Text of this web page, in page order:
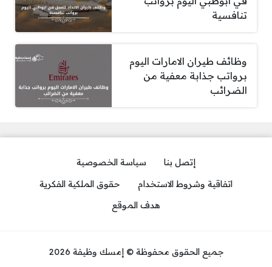
تنافسية
وظائف طيران الامارات اليوم
برواتب جذابة معفية من
الضرائب
إتصل بنا
سياسة الخصوصية
اتفاقية وشروط الاستخدام
حقوق الملكية الفكرية
هدف الموقع
جميع الحقوق محفوظة © إمسك وظيفة 2026